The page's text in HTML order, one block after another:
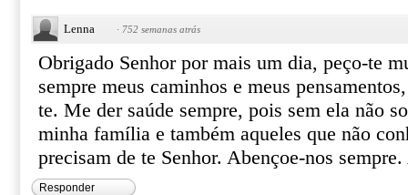
Lenna · 752 semanas atrás
Obrigado Senhor por mais um dia, peço-te
sempre meus caminhos e meus
te. Me der saúde sempre, pois sem ela não
minha família e também aqueles que não
precisam de te Senhor. Abençoe-nos
Responder